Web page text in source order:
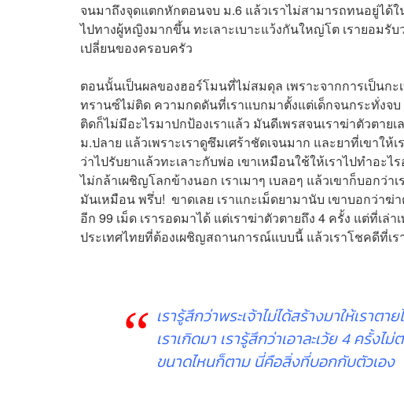
จนมาถึงจุดแตกหักตอนจบ ม.6 แล้วเราไม่สามารถทนอยู่ได้
ไปทางผู้หญิงมากขึ้น ทะเลาะเบาะแว้งกันใหญ่โต เรายอมรั
เปลี่ยนของครอบครัว
ตอนนั้นเป็นผลของฮอร์โมนที่ไม่สมดุล เพราะจากการเป็นกะ
ทรานซ์ไม่ติด ความกดดันที่เราแบกมาตั้งแต่เด็กจนกระทั่ง
ติดก็ไม่มีอะไรมาปกป้องเราแล้ว มันดีเพรสจนเราฆ่าตัวตา
ม.ปลาย แล้วเพราะเราดูซึมเศร้าชัดเจนมาก และยาที่เขาใ
ว่าไปรับยาแล้วทะเลาะกับพ่อ เขาเหมือนใช้ให้เราไปทำอะ
ไม่กล้าเผชิญโลกข้างนอก เราเมาๆ เบลอๆ แล้วเขาก็บอกว่
มันเหมือน พรึ่บ! ขาดเลย เราแกะเม็ดยามานับ เขาบอกว่า
อีก 99 เม็ด เรารอดมาได้ แต่เราฆ่าตัวตายถึง 4 ครั้ง แต่ที่เล่
ประเทศไทยที่ต้องเผชิญสถานการณ์แบบนี้ แล้วเราโชคดีที่เร
เรารู้สึกว่าพระเจ้าไม่ได้สร้างมาให้เรา
เราเกิดมา เรารู้สึกว่าเอาละเว้ย 4 ครั้ง
ขนาดไหนก็ตาม นี่คือสิ่งที่บอกกับตัวเอง